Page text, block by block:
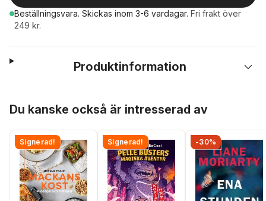
Beställningsvara. Skickas inom 3-6 vardagar. Fri frakt över
249 kr.
Produktinformation
Du kanske också är intresserad av
Signerad! Signerad! -30%